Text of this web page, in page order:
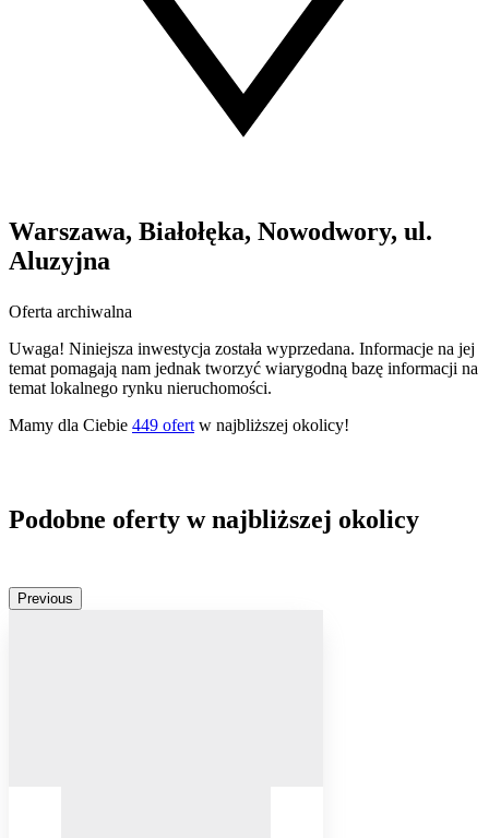
Warszawa, Białołęka, Nowodwory, ul.
Aluzyjna
Oferta archiwalna
Uwaga! Niniejsza inwestycja została wyprzedana. Informacje na jej
temat pomagają nam jednak tworzyć wiarygodną bazę informacji na
temat lokalnego rynku nieruchomości.
Mamy dla Ciebie 449 ofert w najbliższej okolicy!
Podobne oferty w najbliższej okolicy
Previous